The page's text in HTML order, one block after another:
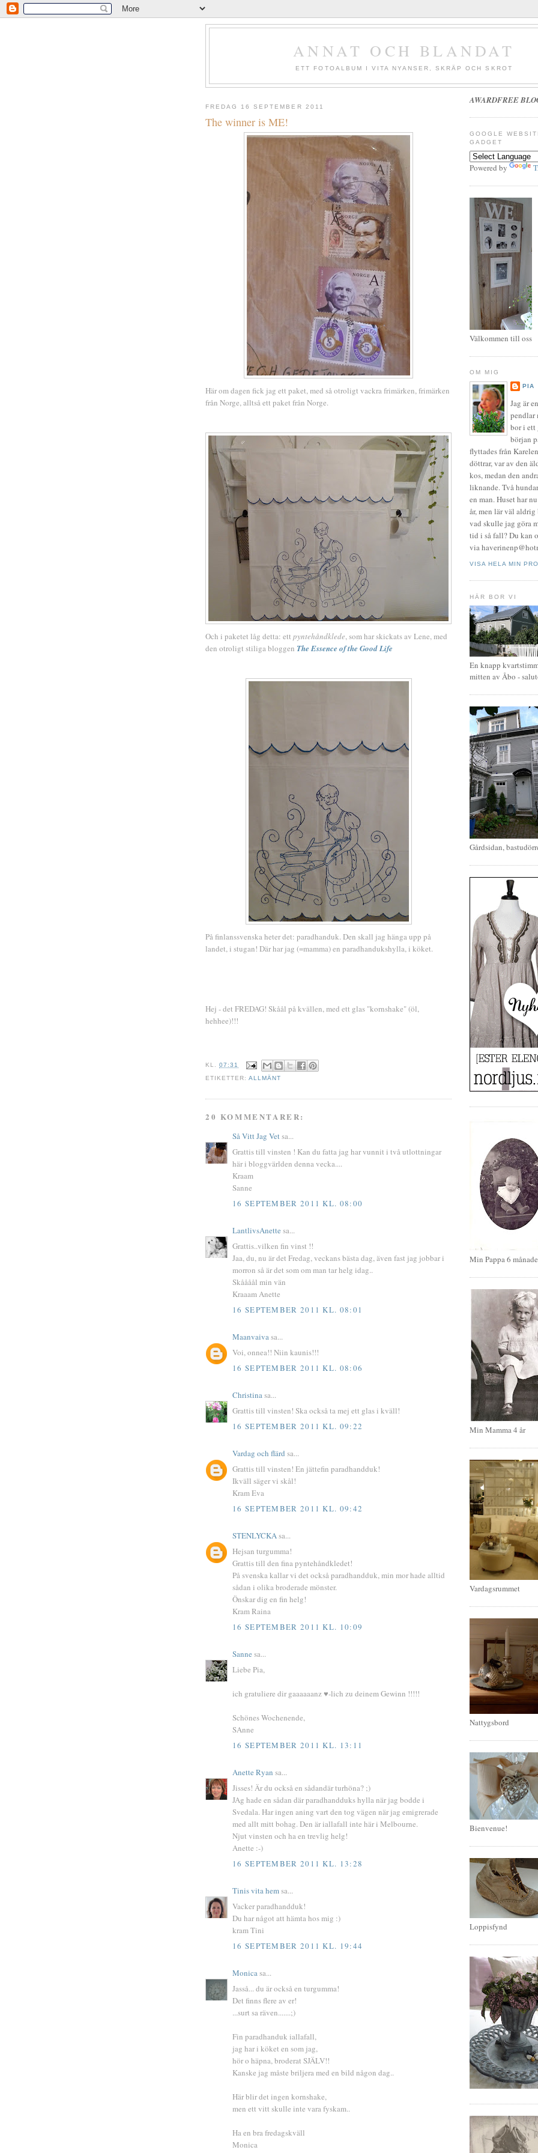
ANNAT OCH BLANDAT
ETT FOTOALBUM I VITA NYANSER, SKRÄP OCH SKROT
FREDAG 16 SEPTEMBER 2011
The winner is ME!
Här om dagen fick jag ett paket, med så otroligt vackra frimärken, frimärken
från Norge, alltså ett paket från Norge.
Och i paketet låg detta: ett pyntehåndklede, som har skickats av Lene, med
den otroligt stiliga bloggen The Essence of the Good Life
På finlanssvenska heter det: paradhanduk. Den skall jag hänga upp på
landet, i stugan! Där har jag (=mamma) en paradhandukshylla, i köket.
Hej - det FREDAG! Skåål på kvällen, med ett glas "kornshake" (öl,
hehhee)!!!
KL.07:31
ETIKETTER:ALLMÄNT
20 KOMMENTARER:
Så Vitt Jag Vetsa...
Grattis till vinsten ! Kan du fatta jag har vunnit i två utlottningar
här i bloggvärlden denna vecka....
Kraam
Sanne
16 SEPTEMBER 2011 KL. 08:00
LantlivsAnette sa...
Grattis..vilken fin vinst !!
Jaa, du, nu är det Fredag, veckans bästa dag, även fast jag jobbar i
morron så är det som om man tar helg idag..
Skåååål min vän
Kraaam Anette
16 SEPTEMBER 2011 KL. 08:01
Maanvaivasa...
Voi, onnea!! Niin kaunis!!!
16 SEPTEMBER 2011 KL. 08:06
Christinasa...
Grattis till vinsten! Ska också ta mej ett glas i kväll!
16 SEPTEMBER 2011 KL. 09:22
Vardag och flärd sa...
Grattis till vinsten! En jättefin paradhandduk!
Ikväll säger vi skål!
Kram Eva
16 SEPTEMBER 2011 KL. 09:42
STENLYCKAsa...
Hejsan turgumma!
Grattis till den fina pyntehåndkledet!
På svenska kallar vi det också paradhandduk, min mor hade alltid
sådan i olika broderade mönster.
Önskar dig en fin helg!
Kram Raina
16 SEPTEMBER 2011 KL. 10:09
Sanne sa...
Liebe Pia,
ich gratuliere dir gaaaaaanz ♥-lich zu deinem Gewinn !!!!!
Schönes Wochenende,
SAnne
16 SEPTEMBER 2011 KL. 13:11
Anette Ryan sa...
Jisses! Är du också en sådandär turhöna? ;)
JAg hade en sådan där paradhandduks hylla när jag bodde i
Svedala. Har ingen aning vart den tog vägen när jag emigrerade
med allt mitt bohag. Den är iallafall inte här i Melbourne.
Njut vinsten och ha en trevlig helg!
Anette :-)
16 SEPTEMBER 2011 KL. 13:28
Tinis vita hemsa...
Vacker paradhandduk!
Du har något att hämta hos mig :)
kram Tini
16 SEPTEMBER 2011 KL. 19:44
Monicasa...
Jasså... du är också en turgumma!
Det finns flere av er!
...surt sa räven.......;)
Fin paradhanduk iallafall,
jag har i köket en som jag,
hör o häpna, broderat SJÄLV!!
Kanske jag måste briljera med en bild någon dag..
Här blir det ingen kornshake,
men ett vitt skulle inte vara fyskam..
Ha en bra fredagskväll
Monica
AWARDFREE
GOOGLE
GADGET
Powered by
Välkommen till oss
OM MIG
PIA
Jag är
pendlar
bor i ett
början
flyttades från
döttrar, var av den
kos, medan den
liknande. Två
en man. Huset har
år, men lär väl
vad skulle jag göra
tid i så fall? Du kan
via
VISA HELA MIN
HÄR BOR VI
En knapp
mitten av Åbo -
Gårdsidan,
Min Pappa 6
Min Mamma 4 år
Vardagsrummet
Nattygsbord
Bienvenue!
Loppisfynd